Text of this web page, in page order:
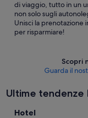
di viaggio, tutto in un
non solo sugli
Unisci la prenotazione
per risparmiare!
Scopri
Guarda il
Ultime tendenze
Hotel